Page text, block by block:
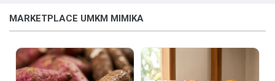
MARKETPLACE UMKM MIMIKA